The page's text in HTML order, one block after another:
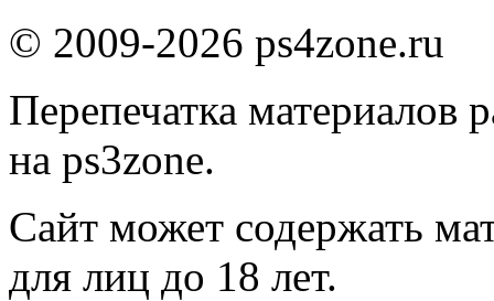
© 2009-2026 ps4zone.ru
Перепечатка материалов
на ps3zone.
Сайт может содержать
для лиц до 18 лет.